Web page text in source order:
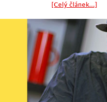
[Celý článek...]